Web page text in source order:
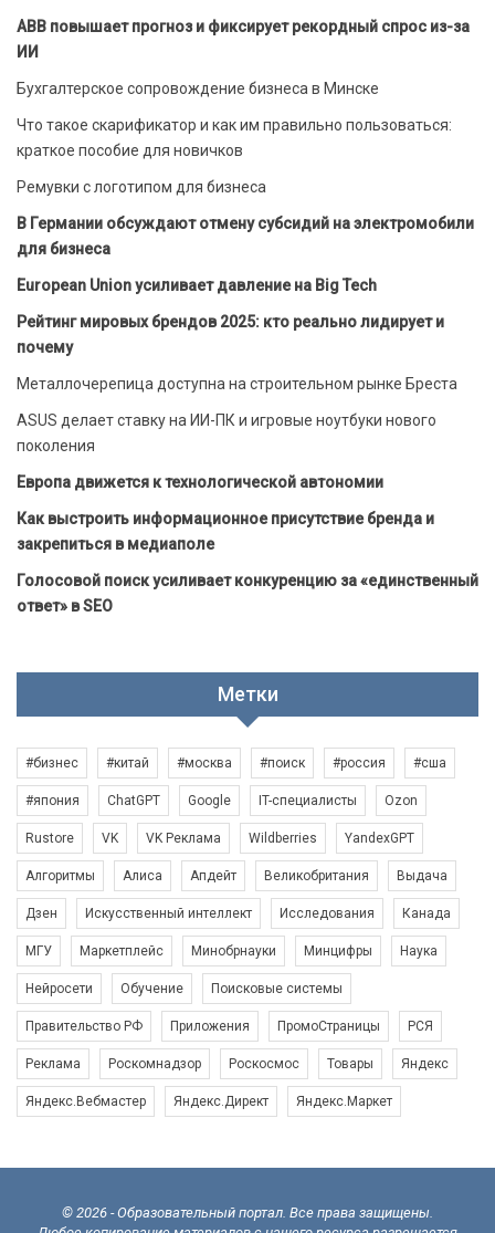
ABB повышает прогноз и фиксирует рекордный спрос из-за
ИИ
Бухгалтерское сопровождение бизнеса в Минске
Что такое скарификатор и как им правильно пользоваться:
краткое пособие для новичков
Ремувки с логотипом для бизнеса
В Германии обсуждают отмену субсидий на электромобили
для бизнеса
European Union усиливает давление на Big Tech
Рейтинг мировых брендов 2025: кто реально лидирует и
почему
Металлочерепица доступна на строительном рынке Бреста
ASUS делает ставку на ИИ-ПК и игровые ноутбуки нового
поколения
Европа движется к технологической автономии
Как выстроить информационное присутствие бренда и
закрепиться в медиаполе
Голосовой поиск усиливает конкуренцию за «единственный
ответ» в SEO
Метки
#бизнес #китай #москва #поиск #россия #сша
#япония ChatGPT Google IT-специалисты Ozon
Rustore VK VK Реклама Wildberries YandexGPT
Алгоритмы Алиса Апдейт Великобритания Выдача
Дзен Искусственный интеллект Исследования Канада
МГУ Маркетплейс Минобрнауки Минцифры Наука
Нейросети Обучение Поисковые системы
Правительство РФ Приложения ПромоСтраницы РСЯ
Реклама Роскомнадзор Роскосмос Товары Яндекс
Яндекс.Вебмастер Яндекс.Директ Яндекс.Маркет
© 2026 - Образовательный портал. Все права защищены.